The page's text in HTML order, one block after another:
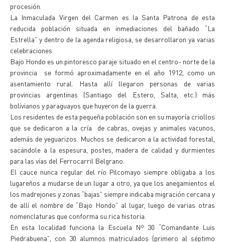
procesión.
La Inmaculada Virgen del Carmen es la Santa Patrona de esta
reducida población situada en inmediaciones del bañado “La
Estrella” y dentro de la agenda religiosa, se desarrollaron ya varias
celebraciones.
Bajo Hondo es un pintoresco paraje situado en el centro- norte de la
provincia se formó aproximadamente en el año 1912, como un
asentamiento rural. Hasta allí llegaron personas de varias
provincias argentinas (Santiago del Estero, Salta, etc.) más
bolivianos y paraguayos que huyeron de la guerra.
Los residentes de esta pequeña población son en su mayoría criollos
que se dedicaron a la cría de cabras, ovejas y animales vacunos,
además de yeguarizos. Muchos se dedicaron a la actividad forestal,
sacándole a la espesura, postes, madera de calidad y durmientes
para las vías del Ferrocarril Belgrano.
El cauce nunca regular del río Pilcomayo siempre obligaba a los
lugareños a mudarse de un lugar a otro, ya que los anegamientos el
los madrejones y zonas “bajas” siempre indicaba migración cercana y
de allí el nombre de “Bajo Hondo” al lugar, luego de varias otras
nomenclaturas que conforma su rica historia.
En esta localidad funciona la Escuela Nº 30 “Comandante Luis
Piedrabuena”, con 30 alumnos matriculados (primero al séptimo